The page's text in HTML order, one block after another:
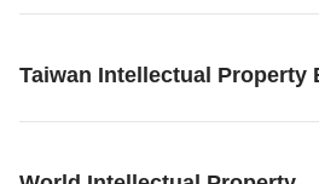
Taiwan Intellectual Property